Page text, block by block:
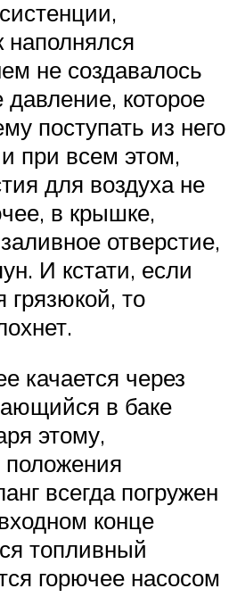
наполнялся
не создавалось
давление, которое
поступать из него
при всем этом,
для воздуха не
в крышке,
отверстие,
И кстати, если
грязюкой, то
качается через
в баке
этому,
положения
всегда погружен
конце
топливный
горючее насосом